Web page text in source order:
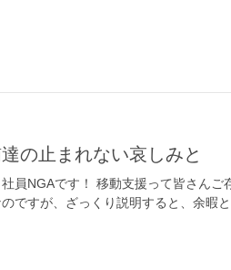
達の止まれない哀しみと
員NGAです！ 移動支援って皆さん
ですが、ざっくり説明すると、余暇